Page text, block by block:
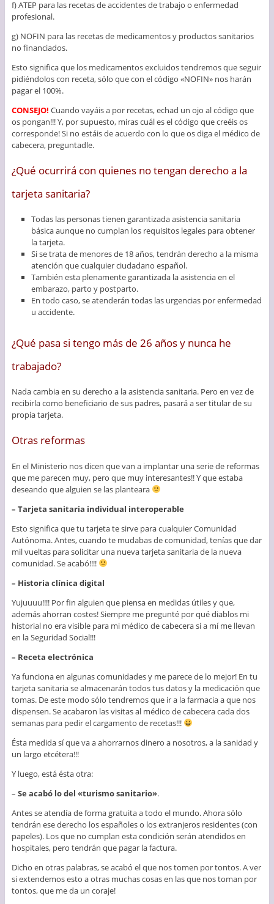
f) ATEP para las recetas de accidentes de trabajo o enfermedad
profesional.
g) NOFIN para las recetas de medicamentos y productos sanitarios
no financiados.
Esto significa que los medicamentos excluidos tendremos que seguir
pidiéndolos con receta, sólo que con el código «NOFIN» nos harán
pagar el 100%.
CONSEJO! Cuando vayáis a por recetas, echad un ojo al código que
os pongan!!! Y, por supuesto, miras cuál es el código que creéis os
corresponde! Si no estáis de acuerdo con lo que os diga el médico de
cabecera, preguntadle.
¿Qué ocurrirá con quienes no tengan derecho a la
tarjeta sanitaria?
Todas las personas tienen garantizada asistencia sanitaria
básica aunque no cumplan los requisitos legales para obtener
la tarjeta.
Si se trata de menores de 18 años, tendrán derecho a la misma
atención que cualquier ciudadano español.
También esta plenamente garantizada la asistencia en el
embarazo, parto y postparto.
En todo caso, se atenderán todas las urgencias por enfermedad
u accidente.
¿Qué pasa si tengo más de 26 años y nunca he
trabajado?
Nada cambia en su derecho a la asistencia sanitaria. Pero en vez de
recibirla como beneficiario de sus padres, pasará a ser titular de su
propia tarjeta.
Otras reformas
En el Ministerio nos dicen que van a implantar una serie de reformas
que me parecen muy, pero que muy interesantes!! Y que estaba
deseando que alguien se las planteara
– Tarjeta sanitaria individual interoperable
Esto significa que tu tarjeta te sirve para cualquier Comunidad
Autónoma. Antes, cuando te mudabas de comunidad, tenías que dar
mil vueltas para solicitar una nueva tarjeta sanitaria de la nueva
comunidad. Se acabó!!!!
– Historia clínica digital
Yujuuuu!!!! Por fin alguien que piensa en medidas útiles y que,
además ahorran costes! Siempre me pregunté por qué diablos mi
historial no era visible para mi médico de cabecera si a mí me llevan
en la Seguridad Social!!!
– Receta electrónica
Ya funciona en algunas comunidades y me parece de lo mejor! En tu
tarjeta sanitaria se almacenarán todos tus datos y la medicación que
tomas. De este modo sólo tendremos que ir a la farmacia a que nos
dispensen. Se acabaron las visitas al médico de cabecera cada dos
semanas para pedir el cargamento de recetas!!!
Ésta medida sí que va a ahorrarnos dinero a nosotros, a la sanidad y
un largo etcétera!!!
Y luego, está ésta otra:
– Se acabó lo del «turismo sanitario».
Antes se atendía de forma gratuita a todo el mundo. Ahora sólo
tendrán ese derecho los españoles o los extranjeros residentes (con
papeles). Los que no cumplan esta condición serán atendidos en
hospitales, pero tendrán que pagar la factura.
Dicho en otras palabras, se acabó el que nos tomen por tontos. A ver
si extendemos esto a otras muchas cosas en las que nos toman por
tontos, que me da un coraje!